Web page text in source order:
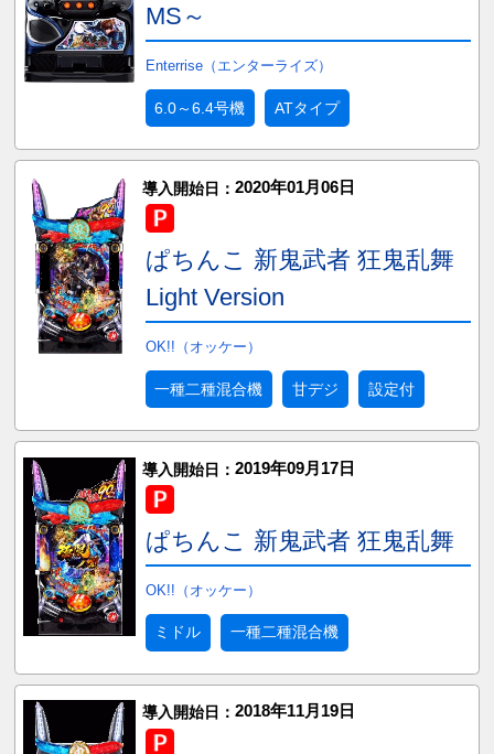
MS～
Enterrise（エンターライズ）
6.0～6.4号機 ATタイプ
導入開始日： 2020年01月06日
ぱちんこ 新鬼武者 狂鬼乱舞
Light Version
OK!!（オッケー）
一種二種混合機 甘デジ 設定付
導入開始日： 2019年09月17日
ぱちんこ 新鬼武者 狂鬼乱舞
OK!!（オッケー）
ミドル 一種二種混合機
導入開始日： 2018年11月19日